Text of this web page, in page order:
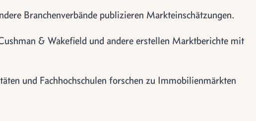
Branchenverbände publizieren Markteinschätzungen.
& Wakefield und andere erstellen Marktberichte mit
und Fachhochschulen forschen zu Immobilienmärkten